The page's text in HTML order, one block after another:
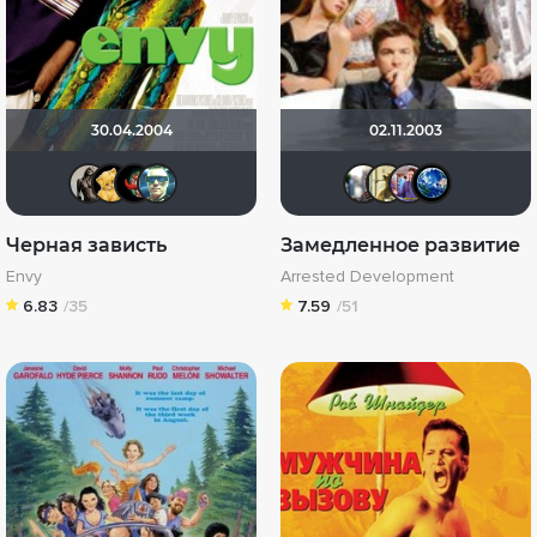
30.04.2004
Свистоплясов
Черная зависть
Envy
6.83 /35
02.11.2003
Замедленное развитие
Arrested Development
7.59 /51